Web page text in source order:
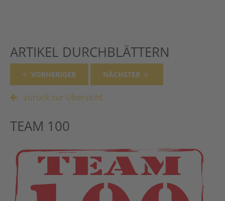
ARTIKEL DURCHBLÄTTERN
VORHERIGER NÄCHSTER
zurück zur Übersicht
TEAM 100